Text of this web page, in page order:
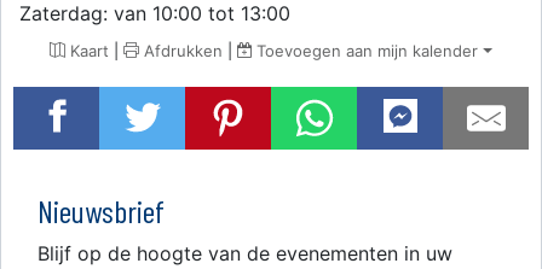
Zaterdag: van 10:00 tot 13:00
Kaart | Afdrukken | Toevoegen aan mijn kalender
Nieuwsbrief
Blijf op de hoogte van de evenementen in uw